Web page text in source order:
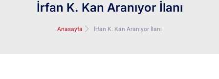
İrfan K. Kan Aranıyor İlanı
Anasayfa İrfan K. Kan Aranıyor İlanı